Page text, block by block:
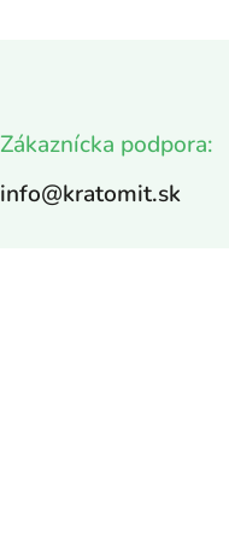
Zákaznícka podpora:
info@kratomit.sk